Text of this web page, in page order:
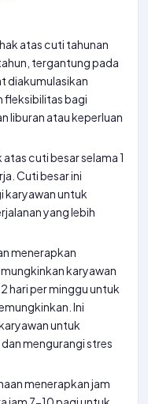
atas cuti tahunan
tergantung pada
diakumulasikan
fleksibilitas bagi
liburan atau keperluan
cuti besar selama 1
Cuti besar ini
karyawan untuk
yang lebih
menerapkan
karyawan
hari per minggu untuk
Ini
untuk
mengurangi stres
menerapkan jam